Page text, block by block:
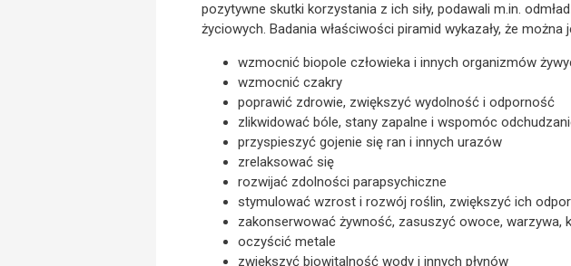
pozytywne skutki korzystania z ich siły, podawali m.in.
życiowych. Badania właściwości piramid wykazały, że
wzmocnić biopole człowieka i innych organizmów
wzmocnić czakry
poprawić zdrowie, zwiększyć wydolność i odporność
zlikwidować bóle, stany zapalne i wspomóc
przyspieszyć gojenie się ran i innych urazów
zrelaksować się
rozwijać zdolności parapsychiczne
stymulować wzrost i rozwój roślin, zwiększyć ich
zakonserwować żywność, zasuszyć owoce, warzywa,
oczyścić metale
zwiększyć biowitalność wody i innych płynów